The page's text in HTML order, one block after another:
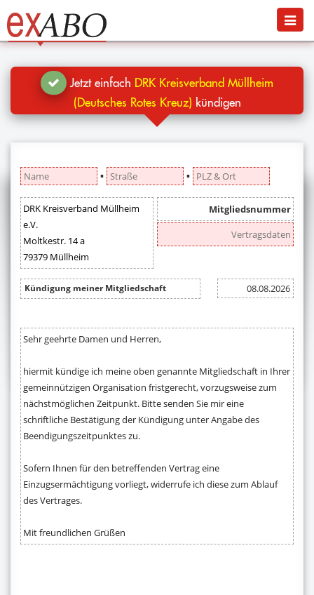
Jetzt kündigen
Blog
Hilfe
Anmelden
Menü
Jetzt einfach DRK Kreisverband Müllheim
(Deutsches Rotes Kreuz) kündigen
▪ ▪